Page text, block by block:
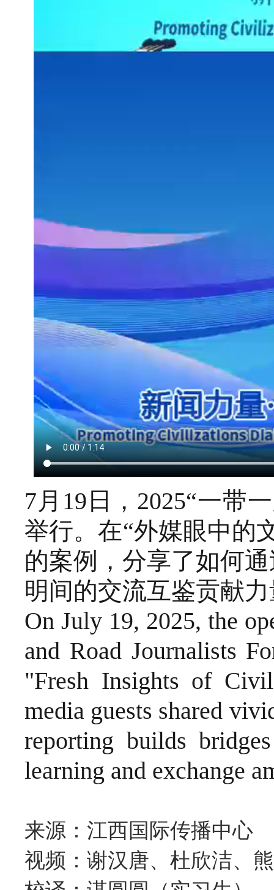
7月19日，2025“一带
举行。在“外媒眼中的
的案例，分享了如何
明间的交流互鉴贡献
On July 19, 2025, the
and Road Journalists
"Fresh Insights of
media guests shared
reporting builds
learning and exchange
来源：江西国际传播中心
视频：谢汉唐、杜欣洁、